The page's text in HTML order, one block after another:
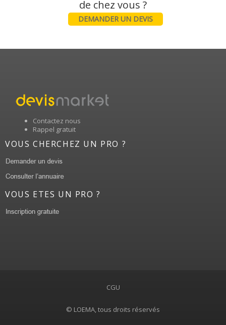
DEMANDER UN DEVIS
Contactez nous
Rappel gratuit
VOUS CHERCHEZ UN PRO ?
VOUS ETES UN PRO ?
CGU
© LOEMA, tous droits réservés